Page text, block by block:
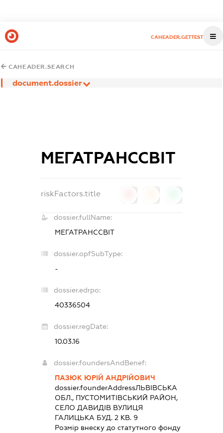
CAHEADER.GETTEST
CAHEADER.SEARCH
document.dossier
МЕГАТРАНССВІТ
riskFactors.title
dossier.fullName:
МЕГАТРАНССВІТ
dossier.opfSubType:
-
dossier.edrpo:
40336504
dossier.regDate:
10.03.16
dossier.foundersAndBenef:
ПАЗЮК ЮРІЙ АНДРІЙОВИЧ
dossier.founderAddressЛЬВІВСЬКА
ОБЛ., ПУСТОМИТІВСЬКИЙ РАЙОН,
СЕЛО ДАВИДІВ ВУЛИЦЯ
ГАЛИЦЬКА БУД. 2 КВ. 9
Розмір внеску до статутного фонду